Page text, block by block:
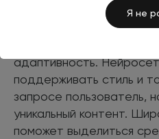
Я не
адаптивность.
поддерживать стиль и
запросе пользователь,
уникальный контент.
поможет выделиться